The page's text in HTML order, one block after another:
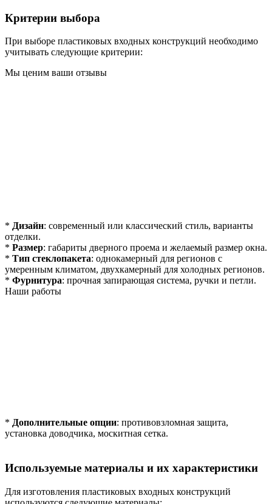
Критерии выбора
При выборе пластиковых входных конструкций необходимо
учитывать следующие критерии:
Мы ценим ваши отзывы
* Дизайн: современный или классический стиль, варианты
отделки.
* Размер: габариты дверного проема и желаемый размер окна.
* Тип стеклопакета: однокамерный для регионов с
умеренным климатом, двухкамерный для холодных регионов.
* Фурнитура: прочная запирающая система, ручки и петли.
Наши работы
* Дополнительные опции: противовзломная защита,
установка доводчика, москитная сетка.
Используемые материалы и их характеристики
Для изготовления пластиковых входных конструкций